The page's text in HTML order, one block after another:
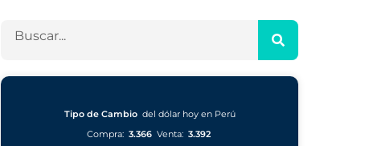
c
Tipo de Cambio del dólar hoy en Perú
Compra: 3.366 Venta: 3.392
sí